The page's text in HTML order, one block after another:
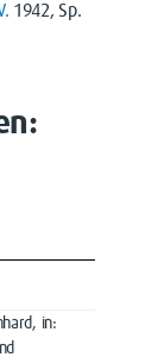
1942, Sp.
in: